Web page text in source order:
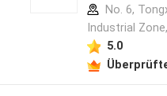
No. 6,
Industrial
5.0